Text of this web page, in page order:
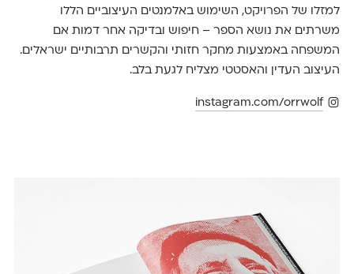
למזלו של הפרויקט, השימוש באלמנטים העיצוביים הללו
משרתים את נושא הספר – חיפוש ובדיקה אחר דמות אם
המשפחה באמצעות מחקר חזותי והקשרים תרבותיים ישראלים.
העיצוב העדין והאסטטי מצליח לגעת בלב.
instagram.com/orrwolf